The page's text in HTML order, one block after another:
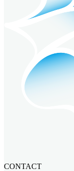
CONTACT